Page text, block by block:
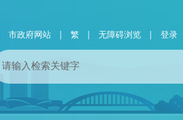
市政府网站 | 繁 | 无障碍浏览 | 登录